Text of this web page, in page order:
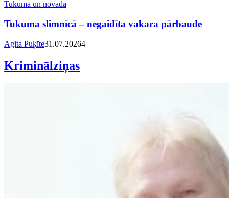
Tukumā un novadā
Tukuma slimnīcā – negaidīta vakara pārbaude
Agita Puķīte31.07.20264
Kriminālziņas